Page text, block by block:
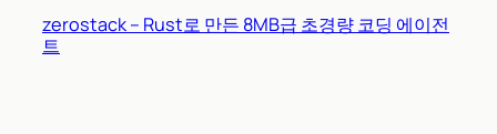
zerostack – Rust로 만든 8MB급 초경량 코딩 에이전
트